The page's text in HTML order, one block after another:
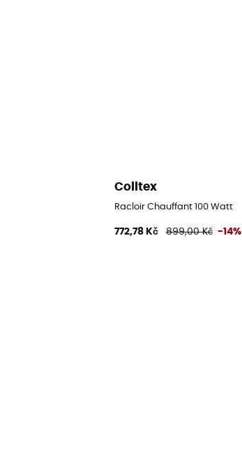
Colltex
Racloir Chauffant 100 Watt
772,78 Kč 899,00 Kč -14%